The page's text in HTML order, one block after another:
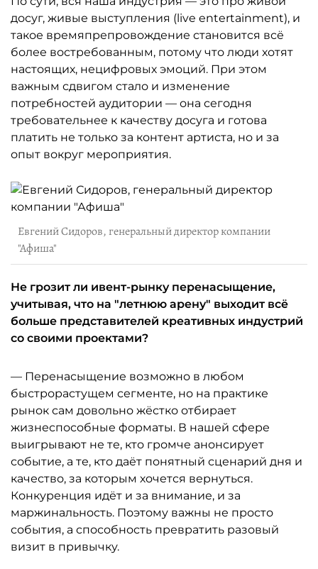
досуг, живые выступления (live entertainment), и
такое времяпрепровождение становится всё
более востребованным, потому что люди хотят
настоящих, нецифровых эмоций. При этом
важным сдвигом стало и изменение
потребностей аудитории — она сегодня
требовательнее к качеству досуга и готова
платить не только за контент артиста, но и за
опыт вокруг мероприятия.
Евгений Сидоров, генеральный директор компании
"Афиша"
Не грозит ли ивент-рынку перенасыщение,
учитывая, что на "летнюю арену" выходит всё
больше представителей креативных индустрий
со своими проектами?
— Перенасыщение возможно в любом
быстрорастущем сегменте, но на практике
рынок сам довольно жёстко отбирает
жизнеспособные форматы. В нашей сфере
выигрывают не те, кто громче анонсирует
событие, а те, кто даёт понятный сценарий дня и
качество, за которым хочется вернуться.
Конкуренция идёт и за внимание, и за
маржинальность. Поэтому важны не просто
события, а способность превратить разовый
визит в привычку.